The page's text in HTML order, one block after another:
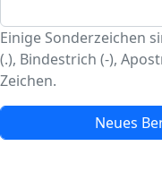
Einige Sonderzeichen
(.), Bindestrich (-),
Zeichen.